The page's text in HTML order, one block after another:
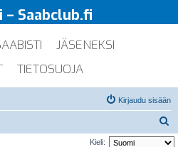
– Saabclub.fi
JÄSENEKSI
TIETOSUOJA
Kirjaudu sisään
t
Kieli: